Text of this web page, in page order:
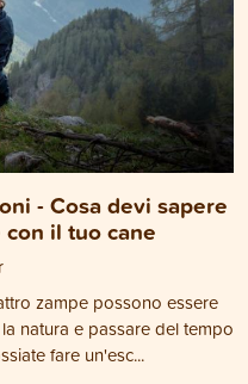
- Cosa devi sapere
il tuo cane
zampe possono essere
natura e passare del tempo
fare un'esc...